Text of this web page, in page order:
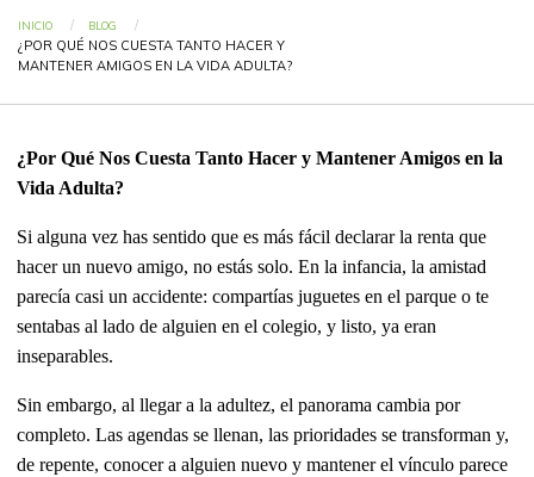
Ruta de navegación
INICIO BLOG
CURRENT:
¿POR QUÉ NOS CUESTA TANTO HACER Y
MANTENER AMIGOS EN LA VIDA ADULTA?
¿Por Qué Nos Cuesta Tanto Hacer y Mantener Amigos en la
Vida Adulta?
Si alguna vez has sentido que es más fácil declarar la renta que
hacer un nuevo amigo, no estás solo. En la infancia, la amistad
parecía casi un accidente: compartías juguetes en el parque o te
sentabas al lado de alguien en el colegio, y listo, ya eran
inseparables.
Sin embargo, al llegar a la adultez, el panorama cambia por
completo. Las agendas se llenan, las prioridades se transforman y,
de repente, conocer a alguien nuevo y mantener el vínculo parece